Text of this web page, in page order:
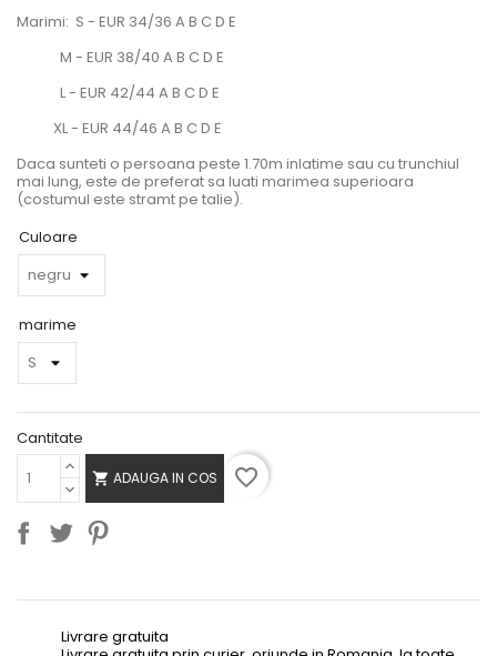
Marimi: S - EUR 34/36 A B C D E
M - EUR 38/40 A B C D E
L - EUR 42/44 A B C D E
XL - EUR 44/46 A B C D E
Daca sunteti o persoana peste 1.70m inlatime sau cu trunchiul
mai lung, este de preferat sa luati marimea superioara
(costumul este stramt pe talie).
Culoare
marime
Cantitate
 ADAUGA IN COS favorite_border
Livrare gratuita